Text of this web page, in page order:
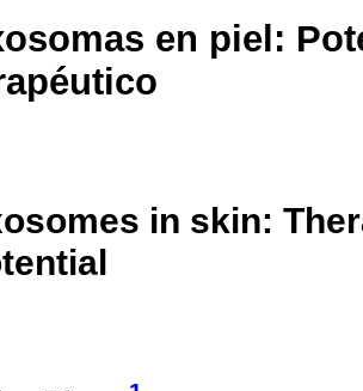
en piel:
in skin: